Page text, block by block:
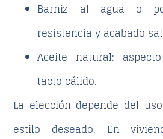
Barniz al agua o
resistencia y acabado
Aceite natural:
tacto cálido.
La elección depende del
estilo deseado. En